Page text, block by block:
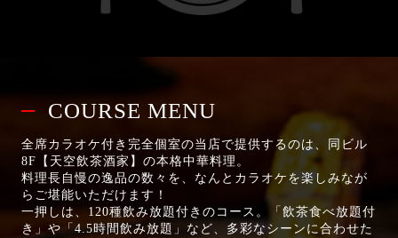
COURSE MENU
全席カラオケ付き完全個室の当店で提供するのは、同ビル
8F【天空飲茶酒家】の本格中華料理。
料理長自慢の逸品の数々を、なんとカラオケを楽しみなが
らご堪能いただけます！
一押しは、120種飲み放題付きのコース。「飲茶食べ放題付
き」や「4.5時間飲み放題」など、多彩なシーンに合わせた